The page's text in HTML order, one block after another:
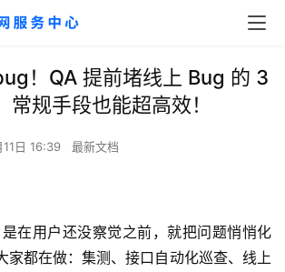
！QA 提前堵线上 Bug 的 3
常规手段也能超高效！
日 16:39 最新文档
在用户还没察觉之前，就把问题悄悄化
家都在做：集测、接口自动化巡查、线上